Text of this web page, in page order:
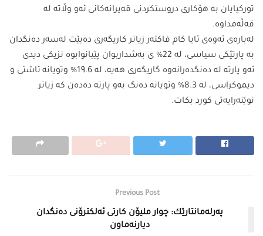
توركیایان به‌ هۆكاری دروستكردنی قه‌یرانه‌كانی ئه‌و وڵاته‌ له‌
قه‌ڵه‌مداوه‌.
له‌باره‌ی ئه‌وه‌ی ئایا كام فاكته‌ر زیاتر كاریگه‌ری ده‌بێت له‌سه‌ر ده‌نگدان
به‌ پارتێكی سیاسی، له‌ 22% ی به‌شداربوان پێیانوابوه‌ نزیكی دیدی
ئه‌و پارته‌ له‌ ده‌نگده‌رانه‌وه‌ گاریگه‌ری هه‌یه‌، له‌ 19.6% وتویانه‌ ئاشتی و
دیموكراسی، له‌ 8.3% وتویانه‌ ده‌نگ به‌و پارته‌ ده‌ده‌ن كه‌ زیاتر
نوێنه‌رایه‌تی كورد بكات.
Previous Post
په‌رله‌مانتارێك: چوار ملیۆن كارتی ئه‌لكترۆنی ده‌نگدان
دیارنه‌ماون